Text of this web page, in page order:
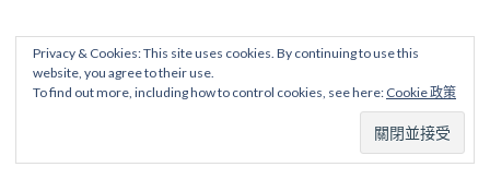
Privacy & Cookies: This site uses cookies. By continuing to use this
website, you agree to their use.
To find out more, including how to control cookies, see here: Cookie 政策